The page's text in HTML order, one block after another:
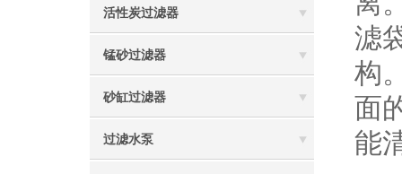
活性炭过滤器
锰砂过滤器
砂缸过滤器
过滤水泵
滤
构
面
能